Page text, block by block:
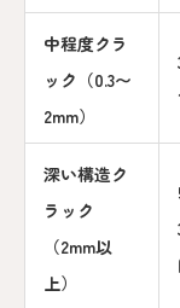
中程度クラ
ック（0.3〜
2mm）
深い構造ク
ラック
（2mm以
上）